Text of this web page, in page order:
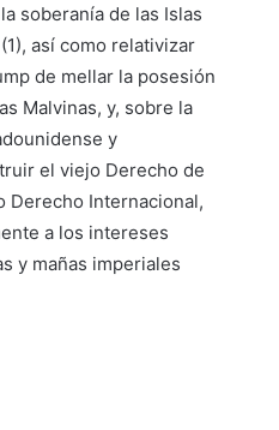
soberanía de las Islas
así como relativizar
de mellar la posesión
Malvinas, y, sobre la
y
el viejo Derecho de
Derecho Internacional,
a los intereses
y mañas imperiales